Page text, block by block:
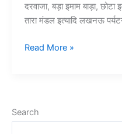
दरवाजा, बड़ा इमाम बाड़ा,
तारा मंडल इत्यादि लखनऊ
10
जगह
Read More »
Search